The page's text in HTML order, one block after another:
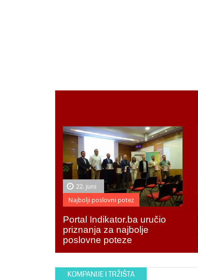
22. juni
Najbolji poslovni potez
Portal Indikator.ba uručio
priznanja za najbolje
poslovne poteze
KOMPANIJE I TRŽIŠTA